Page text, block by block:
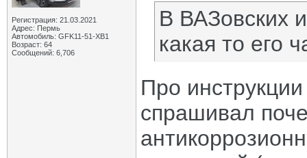
Регистрация: 21.03.2021
Адрес: Пермь
Автомобиль: GFK11-51-ХВ1
Возраст: 64
Сообщений: 6,706
В ВАЗовских
какая то его
Про
спрашивал